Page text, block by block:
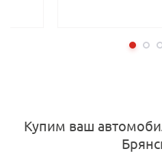
Купим ваш